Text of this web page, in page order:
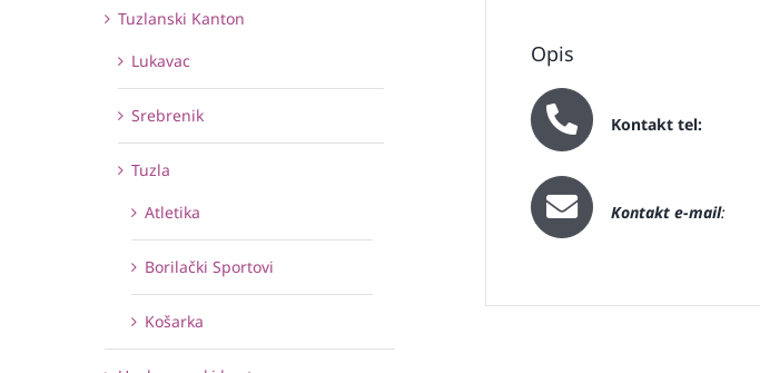
Opis
Kontakt tel:
Kontakt e-mail:
Tuzlanski Kanton
Lukavac
Srebrenik
Tuzla
Atletika
Borilački Sportovi
Košarka